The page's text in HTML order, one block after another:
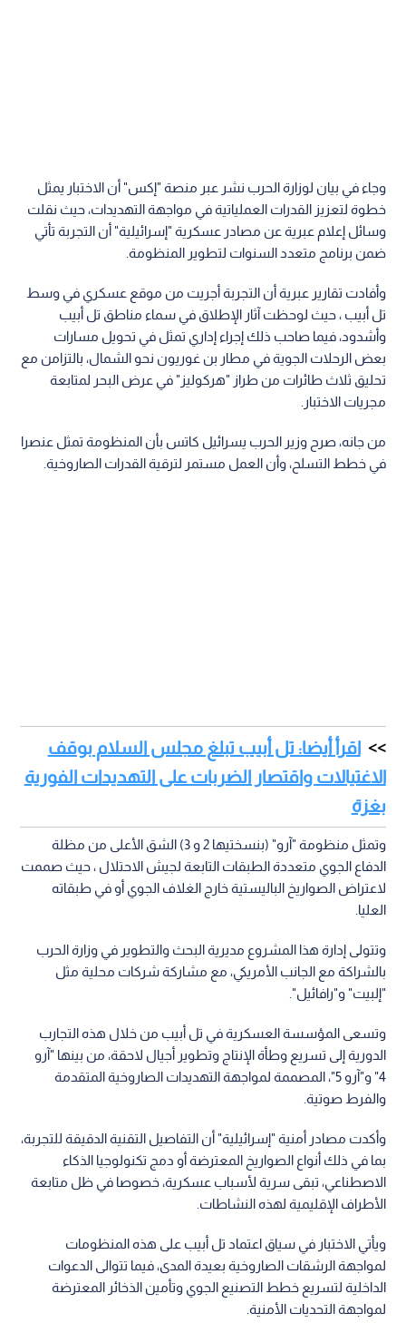
وجاء في بيان لوزارة الحرب نشر عبر منصة "إكس" أن الاختبار يمثل
خطوة لتعزيز القدرات العملياتية في مواجهة التهديدات، حيث نقلت
وسائل إعلام عبرية عن مصادر عسكرية "إسرائيلية" أن التجربة تأتي
ضمن برنامج متعدد السنوات لتطوير المنظومة.
وأفادت تقارير عبرية أن التجربة أجريت من موقع عسكري في وسط
تل أبيب ، حيث لوحظت آثار الإطلاق في سماء مناطق تل أبيب
وأشدود، فيما صاحب ذلك إجراء إداري تمثل في تحويل مسارات
بعض الرحلات الجوية في مطار بن غوريون نحو الشمال، بالتزامن مع
تحليق ثلاث طائرات من طراز "هركوليز" في عرض البحر لمتابعة
مجريات الاختبار.
من جانه، صرح وزير الحرب يسرائيل كاتس بأن المنظومة تمثل عنصرا
في خطط التسلح، وأن العمل مستمر لترقية القدرات الصاروخية.
اقرأ أيضا: تل أبيب تبلغ مجلس السلام بوقف
الاغتيالات واقتصار الضربات على التهديدات الفورية
بغزة
وتمثل منظومة "آرو" (بنسختيها 2 و 3) الشق الأعلى من مظلة
الدفاع الجوي متعددة الطبقات التابعة لجيش الاحتلال ، حيث صممت
لاعتراض الصواريخ الباليستية خارج الغلاف الجوي أو في طبقاته
العليا.
وتتولى إدارة هذا المشروع مديرية البحث والتطوير في وزارة الحرب
بالشراكة مع الجانب الأمريكي، مع مشاركة شركات محلية مثل
"إلبيت" و"رافائيل".
وتسعى المؤسسة العسكرية في تل أبيب من خلال هذه التجارب
الدورية إلى تسريع وطأة الإنتاج وتطوير أجيال لاحقة، من بينها "آرو
4" و"آرو 5"، المصممة لمواجهة التهديدات الصاروخية المتقدمة
والفرط صوتية.
وأكدت مصادر أمنية "إسرائيلية" أن التفاصيل التقنية الدقيقة للتجربة،
بما في ذلك أنواع الصواريخ المعترضة أو دمج تكنولوجيا الذكاء
الاصطناعي، تبقى سرية لأسباب عسكرية، خصوصا في ظل متابعة
الأطراف الإقليمية لهذه النشاطات.
ويأتي الاختبار في سياق اعتماد تل أبيب على هذه المنظومات
لمواجهة الرشقات الصاروخية بعيدة المدى، فيما تتوالى الدعوات
الداخلية لتسريع خطط التصنيع الجوي وتأمين الذخائر المعترضة
لمواجهة التحديات الأمنية.